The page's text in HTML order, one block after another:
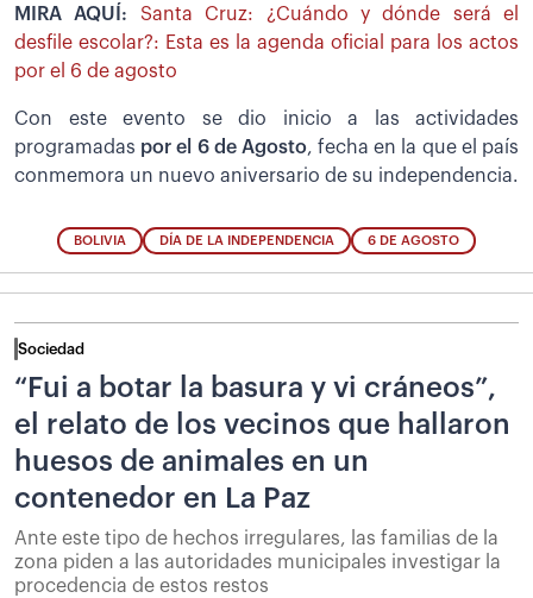
MIRA AQUÍ: Santa Cruz: ¿Cuándo y dónde será el
desfile escolar?: Esta es la agenda oficial para los actos
por el 6 de agosto
Con este evento se dio inicio a las actividades
programadas por el 6 de Agosto, fecha en la que el país
conmemora un nuevo aniversario de su independencia.
BOLIVIA DÍA DE LA INDEPENDENCIA 6 DE AGOSTO
Sociedad
“Fui a botar la basura y vi cráneos”,
el relato de los vecinos que hallaron
huesos de animales en un
contenedor en La Paz
Ante este tipo de hechos irregulares, las familias de la
zona piden a las autoridades municipales investigar la
procedencia de estos restos